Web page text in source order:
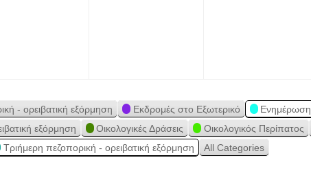
- ορειβατική εξόρμηση Εκδρομές στο Εξωτερικό Ενημέρωση
εξόρμηση
Οικολογικές Δράσεις Οικολογικός Περίπατος
Τριήμερη πεζοπορική - ορειβατική εξόρμηση All Categories